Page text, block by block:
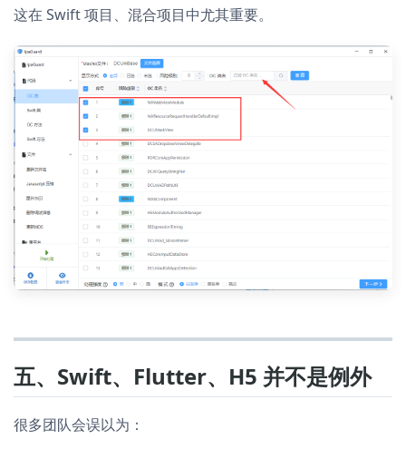
这在 Swift 项目、混合项目中尤其重要。
五、Swift、Flutter、H5 并不是例外
很多团队会误以为：